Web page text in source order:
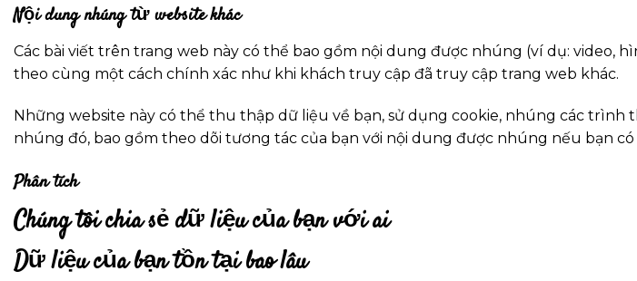
Nội dung nhúng từ website khác
Các bài viết trên trang web này có thể bao gồm nội dung được nhúng (ví dụ: video,
theo cùng một cách chính xác như khi khách truy cập đã truy cập trang web khác.
Những website này có thể thu thập dữ liệu về bạn, sử dụng cookie, nhúng các trình
nhúng đó, bao gồm theo dõi tương tác của bạn với nội dung được nhúng nếu bạn
Phân tích
Chúng tôi chia sẻ dữ liệu của bạn với ai
Dữ liệu của bạn tồn tại bao lâu